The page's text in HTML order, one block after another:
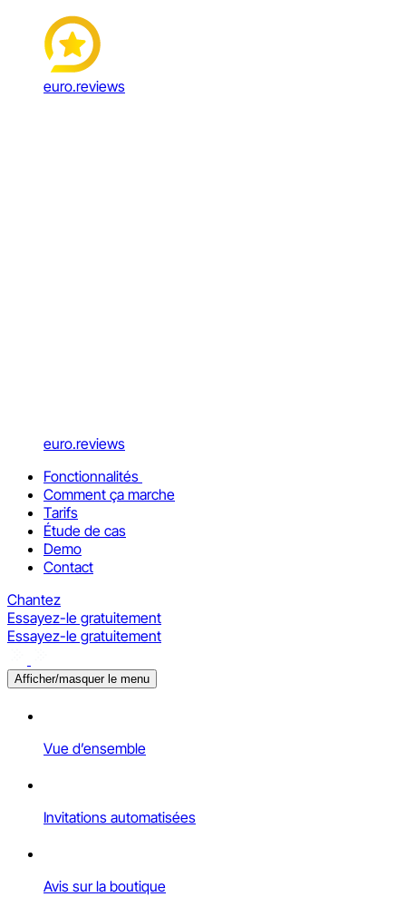
euro.reviews
euro.reviews
Fonctionnalités
Comment ça marche
Tarifs
Étude de cas
Demo
Contact
Chantez
Essayez-le gratuitement
Essayez-le gratuitement
Afficher/masquer le menu
Vue d’ensemble
Invitations automatisées
Avis sur la boutique